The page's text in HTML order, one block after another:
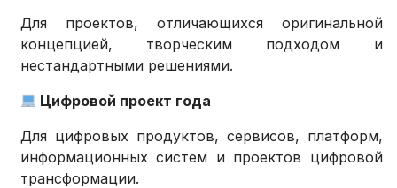
Для проектов, отличающихся оригинальной
концепцией, творческим подходом и
нестандартными решениями.
Цифровой проект года
Для цифровых продуктов, сервисов, платформ,
информационных систем и проектов цифровой
трансформации.